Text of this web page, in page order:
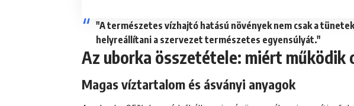
"A természetes vízhajtó hatású növények nem csak a
helyreállítani a szervezet természetes egyensúlyát."
Az uborka összetétele: miért működik
Magas víztartalom és ásványi anyagok